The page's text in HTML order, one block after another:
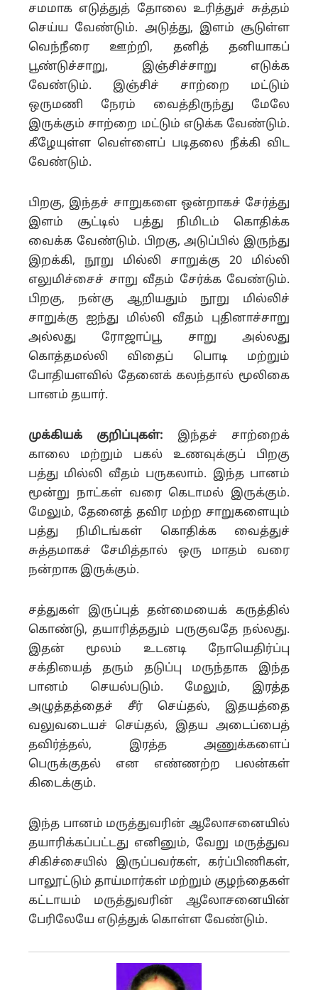
சமமாக எடுத்துத் தோலை உரித்துச் சுத்தம்
செய்ய வேண்டும். அடுத்து, இளம் சூடுள்ள
வெந்நீரை ஊற்றி, தனித் தனியாகப்
பூண்டுச்சாறு, இஞ்சிச்சாறு எடுக்க
வேண்டும். இஞ்சிச் சாற்றை மட்டும்
ஒருமணி நேரம் வைத்திருந்து மேலே
இருக்கும் சாற்றை மட்டும் எடுக்க வேண்டும்.
கீழேயுள்ள வெள்ளைப் படிதலை நீக்கி விட
வேண்டும்.
பிறகு, இந்தச் சாறுகளை ஒன்றாகச் சேர்த்து
இளம் சூட்டில் பத்து நிமிடம் கொதிக்க
வைக்க வேண்டும். பிறகு, அடுப்பில் இருந்து
இறக்கி, நூறு மில்லி சாறுக்கு 20 மில்லி
எலுமிச்சைச் சாறு வீதம் சேர்க்க வேண்டும்.
பிறகு, நன்கு ஆறியதும் நூறு மில்லிச்
சாறுக்கு ஐந்து மில்லி வீதம் புதினாச்சாறு
அல்லது ரோஜாப்பூ சாறு அல்லது
கொத்தமல்லி விதைப் பொடி மற்றும்
போதியளவில் தேனைக் கலந்தால் மூலிகை
பானம் தயார்.
முக்கியக் குறிப்புகள்: இந்தச் சாற்றைக்
காலை மற்றும் பகல் உணவுக்குப் பிறகு
பத்து மில்லி வீதம் பருகலாம். இந்த பானம்
மூன்று நாட்கள் வரை கெடாமல் இருக்கும்.
மேலும், தேனைத் தவிர மற்ற சாறுகளையும்
பத்து நிமிடங்கள் கொதிக்க வைத்துச்
சுத்தமாகச் சேமித்தால் ஒரு மாதம் வரை
நன்றாக இருக்கும்.
சத்துகள் இருப்புத் தன்மையைக் கருத்தில்
கொண்டு, தயாரித்ததும் பருகுவதே நல்லது.
இதன் மூலம் உடனடி நோயெதிர்ப்பு
சக்தியைத் தரும் தடுப்பு மருந்தாக இந்த
பானம் செயல்படும். மேலும், இரத்த
அழுத்தத்தைச் சீர் செய்தல், இதயத்தை
வலுவடையச் செய்தல், இதய அடைப்பைத்
தவிர்த்தல், இரத்த அணுக்களைப்
பெருக்குதல் என எண்ணற்ற பலன்கள்
கிடைக்கும்.
இந்த பானம் மருத்துவரின் ஆலோசனையில்
தயாரிக்கப்பட்டது எனினும், வேறு மருத்துவ
சிகிச்சையில் இருப்பவர்கள், கர்ப்பிணிகள்,
பாலூட்டும் தாய்மார்கள் மற்றும் குழந்தைகள்
கட்டாயம் மருத்துவரின் ஆலோசனையின்
பேரிலேயே எடுத்துக் கொள்ள வேண்டும்.